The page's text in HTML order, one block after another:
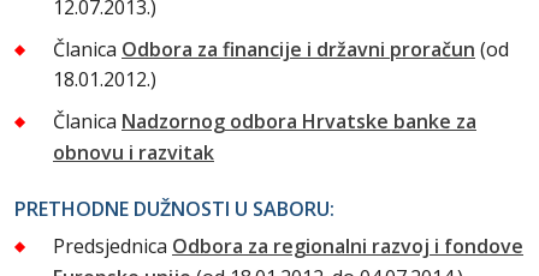
12.07.2013.)
Članica Odbora za financije i državni proračun (od
18.01.2012.)
Članica Nadzornog odbora Hrvatske banke za
obnovu i razvitak
PRETHODNE DUŽNOSTI U SABORU:
Predsjednica Odbora za regionalni razvoj i fondove